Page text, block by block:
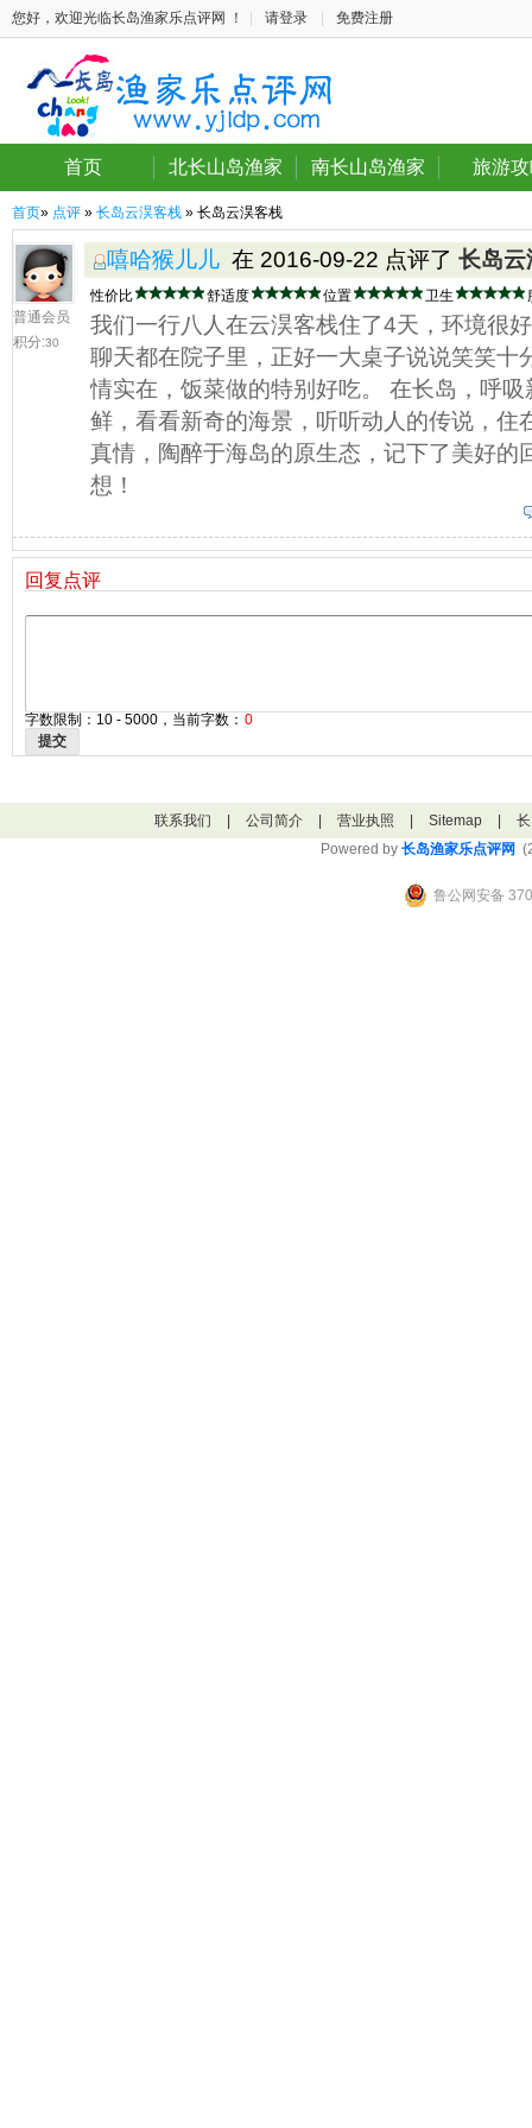
您好，欢迎光临长岛渔家乐点评网 ！ 请登录 免费注册
首页 北长山岛渔家 南长山岛渔家 旅游
首页» 点评 » 长岛云淏客栈 » 长岛云淏客栈
普通会员
积分:30
嘻哈猴儿儿 在 2016-09-22 点评了 长岛云
性价比 舒适度 位置 卫生
我们一行八人在云淏客栈住了4天，环境很
聊天都在院子里，正好一大桌子说说笑笑十
情实在，饭菜做的特别好吃。 在长岛，呼
鲜，看看新奇的海景，听听动人的传说，住
真情，陶醉于海岛的原生态，记下了美好的
想！
回复点评
字数限制：10 - 5000，当前字数： 0
提交
联系我们 公司简介 营业执照 Sitemap
Powered by 长岛渔家乐点评网
鲁公网安备